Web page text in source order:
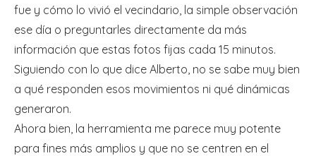
fue y cómo lo vivió el vecindario, la simple observación
ese día o preguntarles directamente da más
información que estas fotos fijas cada 15 minutos.
Siguiendo con lo que dice Alberto, no se sabe muy bien
a qué responden esos movimientos ni qué dinámicas
generaron.
Ahora bien, la herramienta me parece muy potente
para fines más amplios y que no se centren en el